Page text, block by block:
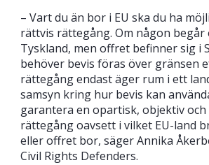
– Vart du än bor i EU ska du ha
rättvis rättegång. Om någon
Tyskland, men offret befinner sig i
behöver bevis föras över gränsen
rättegång endast äger rum i ett
samsyn kring hur bevis kan
garantera en opartisk, objektiv
rättegång oavsett i vilket EU-land
eller offret bor, säger Annika
Civil Rights Defenders.